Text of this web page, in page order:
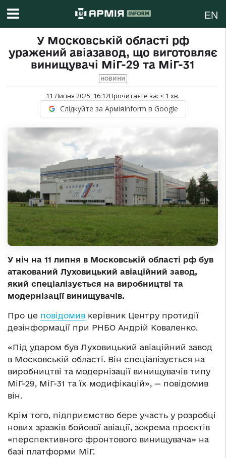
EN
У Московській області рф
уражений авіазавод, що виготовляє
винищувачі МіГ-29 та МіГ-31
НОВИНИ
11 Липня 2025, 16:12Прочитаєте за: < 1 хв.
Слідкуйте за АрміяInform в Google
У ніч на 11 липня в Московській області рф був
атакований Луховицький авіаційний завод,
який спеціалізується на виробництві та
модернізації винищувачів.
Про це повідомив керівник Центру протидії
дезінформації при РНБО Андрій Коваленко.
«Під ударом був Луховицький авіаційний завод
в Московській області. Він спеціалізується на
виробництві та модернізації винищувачів типу
МіГ-29, МіГ-31 та їх модифікацій», — повідомив
він.
Крім того, підприємство бере участь у розробці
нових зразків бойової авіації, зокрема проєктів
«перспективного фронтового винищувача» на
базі платформи МіГ.